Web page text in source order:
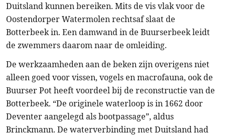
Duitsland kunnen bereiken. Mits de vis vlak voor de
Oostendorper Watermolen rechtsaf slaat de
Botterbeek in. Een damwand in de Buurserbeek leidt
de zwemmers daarom naar de omleiding.
De werkzaamheden aan de beken zijn overigens niet
alleen goed voor vissen, vogels en macrofauna, ook de
Buurser Pot heeft voordeel bij de reconstructie van de
Botterbeek. “De originele waterloop is in 1662 door
Deventer aangelegd als bootpassage”, aldus
Brinckmann. De waterverbinding met Duitsland had